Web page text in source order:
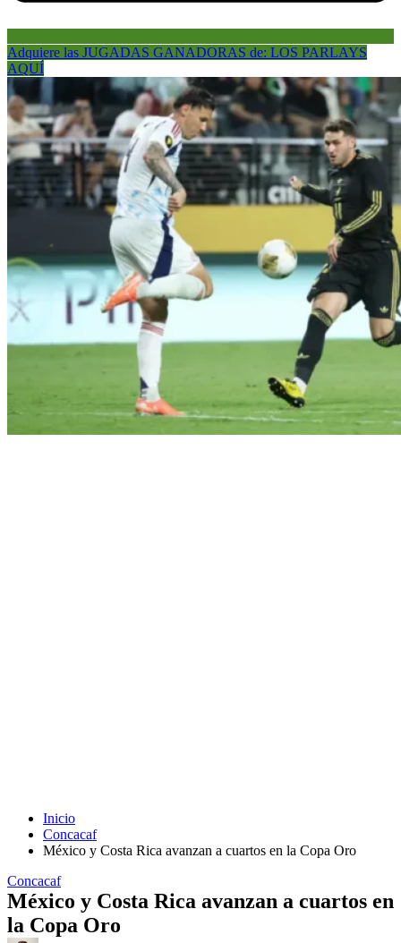
Adquiere las JUGADAS GANADORAS de: LOS PARLAYS
AQUÍ
Inicio
Concacaf
México y Costa Rica avanzan a cuartos en la Copa Oro
Concacaf
México y Costa Rica avanzan a cuartos en
la Copa Oro